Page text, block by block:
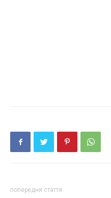
попередня стаття